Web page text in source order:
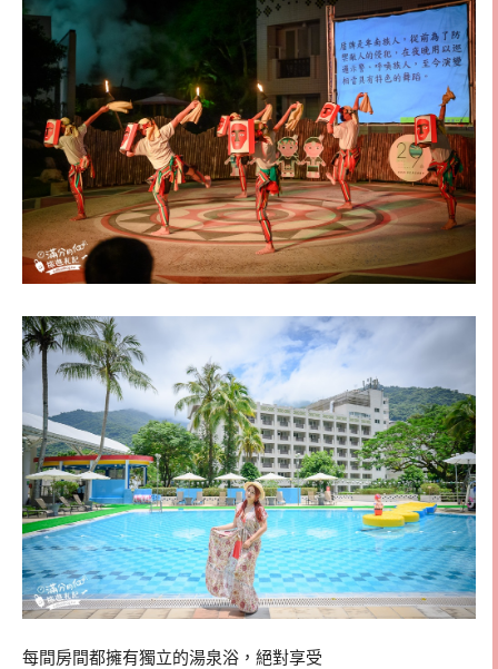
每間房間都擁有獨立的湯泉浴，絕對享受